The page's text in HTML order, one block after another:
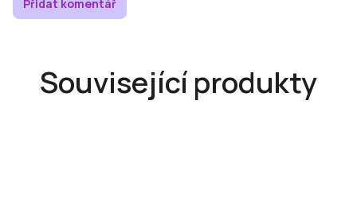
Související produkty
Přidat komentář